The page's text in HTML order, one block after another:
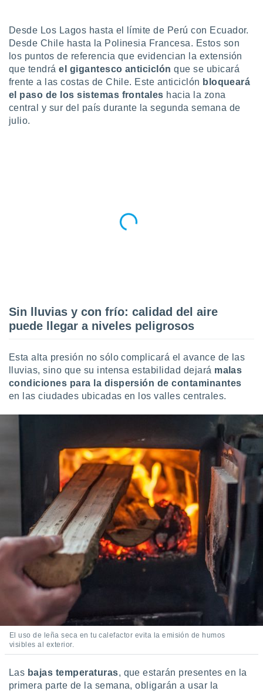
más
nuestra
y
de
de que
el sitio
para
abono
únicos
similares
este sitio
IP
Desde Los Lagos hasta el límite de Perú con Ecuador.
Desde Chile hasta la Polinesia Francesa. Estos son
los puntos de referencia que evidencian la extensión
que tendráel gigantesco anticiclón que se ubicará
frente a las costas de Chile. Este anticiclón bloqueará
el paso de los sistemas frontales hacia la zona
central y sur del país durante la segunda semana de
julio.
Sin lluvias y con frío: calidad del aire
puede llegar a niveles peligrosos
Esta alta presión no sólo complicará el avance de las
lluvias, sino que su intensa estabilidad dejará malas
condiciones para la dispersión de contaminantes
en las ciudades ubicadas en los valles centrales.
El uso de leña seca en tu calefactor evita la emisión de humos
visibles al exterior.
Las bajas temperaturas, que estarán presentes en la
primera parte de la semana, obligarán a usar la